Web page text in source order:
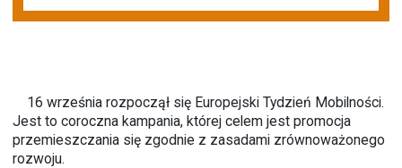
16 września rozpoczął się Europejski Tydzień Mobilności.
Jest to coroczna kampania, której celem jest promocja
przemieszczania się zgodnie z zasadami zrównoważonego
rozwoju.